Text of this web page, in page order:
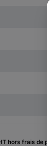
hors frais de port)